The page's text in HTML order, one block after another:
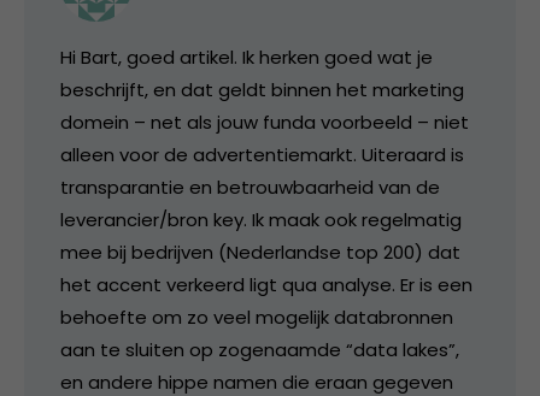
Hi Bart, goed artikel. Ik herken goed wat je
beschrijft, en dat geldt binnen het marketing
domein – net als jouw funda voorbeeld – niet
alleen voor de advertentiemarkt. Uiteraard is
transparantie en betrouwbaarheid van de
leverancier/bron key. Ik maak ook regelmatig
mee bij bedrijven (Nederlandse top 200) dat
het accent verkeerd ligt qua analyse. Er is een
behoefte om zo veel mogelijk databronnen
aan te sluiten op zogenaamde “data lakes”,
en andere hippe namen die eraan gegeven